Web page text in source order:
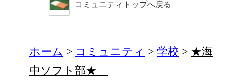
コミュニティトップへ戻る
ホーム コミュニティ 学校
★海
中ソフト部★